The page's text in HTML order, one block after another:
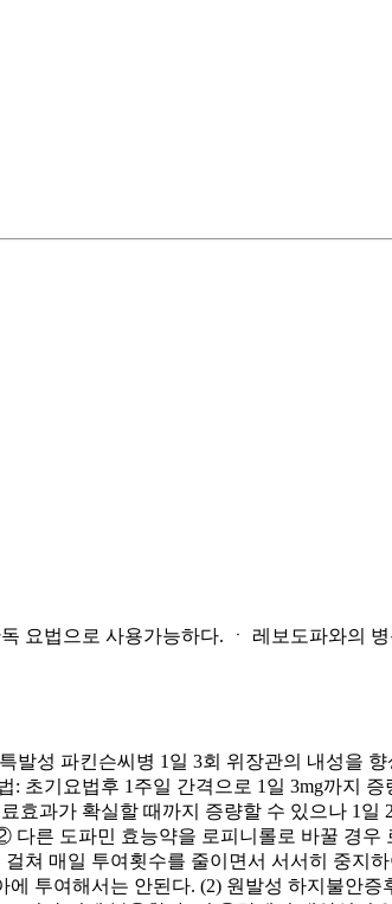
요법으로 사용가능하다. ㆍ 레보도파와의
발성 파킨슨씨병 1일 3회 위장관의 내성을
초기요법후 1주일 간격으로 1일 3mg까지
효과가 확실할 때까지 증량할 수 있으나 1
다른 도파민 효능약을 로피니롤로 바꿀 경
쳐 매일 투여횟수를 줄이면서 서서히 중
투여해서는 안된다. (2) 원발성 하지불안